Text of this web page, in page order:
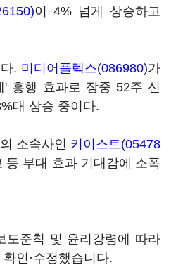
이 4% 넘게 상승하고
. 미디어플렉스(086980)가
' 흥행 효과로 장중 52주 신
대 상승 중이다.
소속사인 키이스트(05478
등 부대 효과 기대감에 소폭
도준칙 및 윤리강령에 따라
인·수정했습니다.